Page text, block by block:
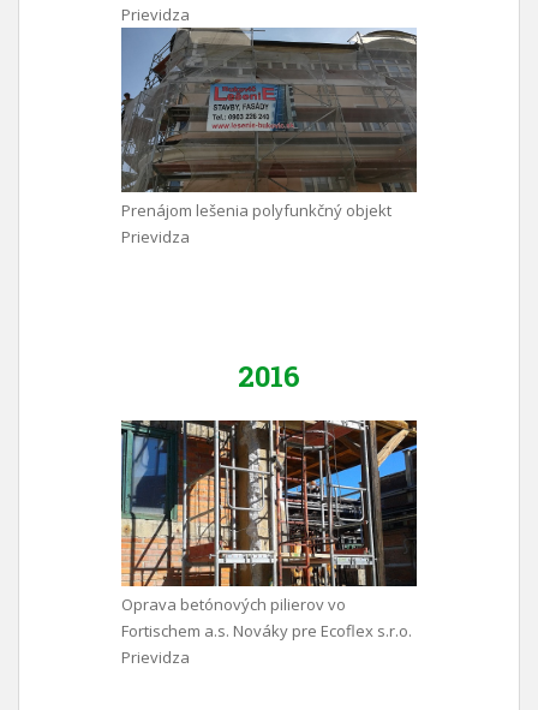
Prievidza
Prenájom lešenia polyfunkčný objekt
Prievidza
2016
Oprava betónových pilierov vo
Fortischem a.s. Nováky pre Ecoflex s.r.o.
Prievidza